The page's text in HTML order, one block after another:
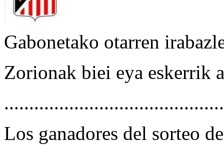
Gabonetako otarren
Zorionak biei eya eskerrik
............................................
Los ganadores del sorteo